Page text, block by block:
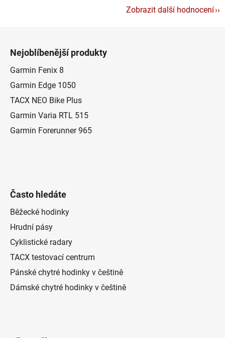
Zobrazit další hodnocení
Nejoblíbenější produkty
Garmin Fenix 8
Garmin Edge 1050
TACX NEO Bike Plus
Garmin Varia RTL 515
Garmin Forerunner 965
Často hledáte
Běžecké hodinky
Hrudní pásy
Cyklistické radary
TACX testovací centrum
Pánské chytré hodinky v češtině
Dámské chytré hodinky v češtině